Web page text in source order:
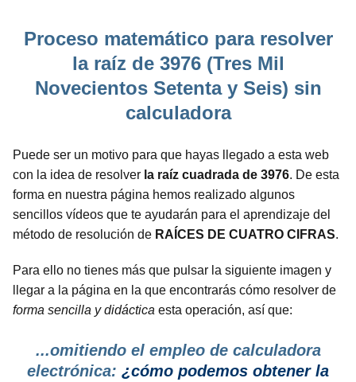
Proceso matemático para resolver
la raíz de 3976 (Tres Mil
Novecientos Setenta y Seis) sin
calculadora
Puede ser un motivo para que hayas llegado a esta web
con la idea de resolver la raíz cuadrada de 3976. De esta
forma en nuestra página hemos realizado algunos
sencillos vídeos que te ayudarán para el aprendizaje del
método de resolución de RAÍCES DE CUATRO CIFRAS.
Para ello no tienes más que pulsar la siguiente imagen y
llegar a la página en la que encontrarás cómo resolver de
forma sencilla y didáctica esta operación, así que:
...omitiendo el empleo de calculadora
electrónica: ¿cómo podemos obtener la